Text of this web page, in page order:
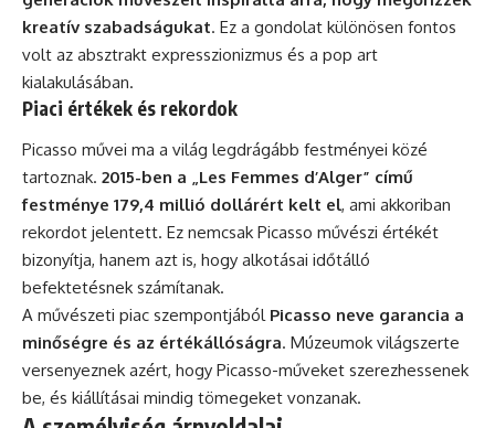
kreatív szabadságukat. Ez a gondolat különösen fontos
volt az absztrakt expresszionizmus és a pop art
kialakulásában.
Piaci értékek és rekordok
Picasso művei ma a világ legdrágább festményei közé
tartoznak. 2015-ben a „Les Femmes d’Alger” című
festménye 179,4 millió dollárért kelt el, ami akkoriban
rekordot jelentett. Ez nemcsak Picasso művészi értékét
bizonyítja, hanem azt is, hogy alkotásai időtálló
befektetésnek számítanak.
A művészeti piac szempontjából Picasso neve garancia a
minőségre és az értékállóságra. Múzeumok világszerte
versenyeznek azért, hogy Picasso-műveket szerezhessenek
be, és kiállításai mindig tömegeket vonzanak.